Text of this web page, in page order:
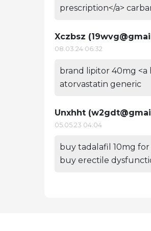
prescription</a>
Xczbsz (
08.03.24 06:32
brand lipitor 40mg <a
atorvastatin generic
Unxhht (
05.05.23 04:04
buy tadalafil 10mg for
buy erectile